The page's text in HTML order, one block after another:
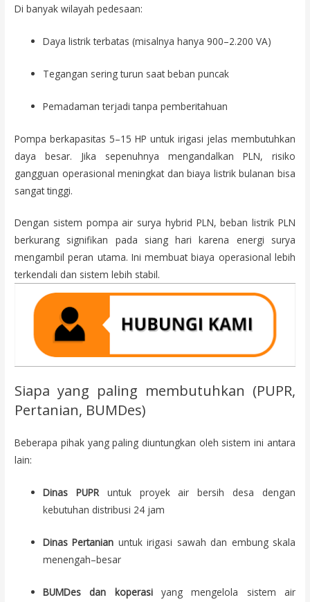
Di banyak wilayah pedesaan:
Daya listrik terbatas (misalnya hanya 900–2.200 VA)
Tegangan sering turun saat beban puncak
Pemadaman terjadi tanpa pemberitahuan
Pompa berkapasitas 5–15 HP untuk irigasi jelas membutuhkan
daya besar. Jika sepenuhnya mengandalkan PLN, risiko
gangguan operasional meningkat dan biaya listrik bulanan bisa
sangat tinggi.
Dengan sistem pompa air surya hybrid PLN, beban listrik PLN
berkurang signifikan pada siang hari karena energi surya
mengambil peran utama. Ini membuat biaya operasional lebih
terkendali dan sistem lebih stabil.
Siapa yang paling membutuhkan (PUPR,
Pertanian, BUMDes)
Beberapa pihak yang paling diuntungkan oleh sistem ini antara
lain:
Dinas PUPRuntuk proyek air bersih desa dengan
kebutuhan distribusi 24 jam
Dinas Pertanian untuk irigasi sawah dan embung skala
menengah–besar
BUMDes dan koperasiyang mengelola sistem air